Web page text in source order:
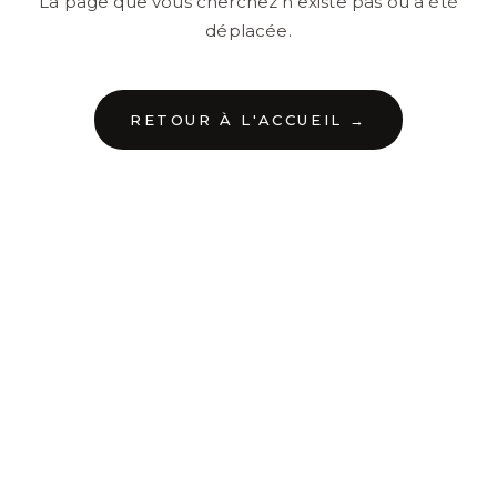
déplacée.
RETOUR À L'ACCUEIL →